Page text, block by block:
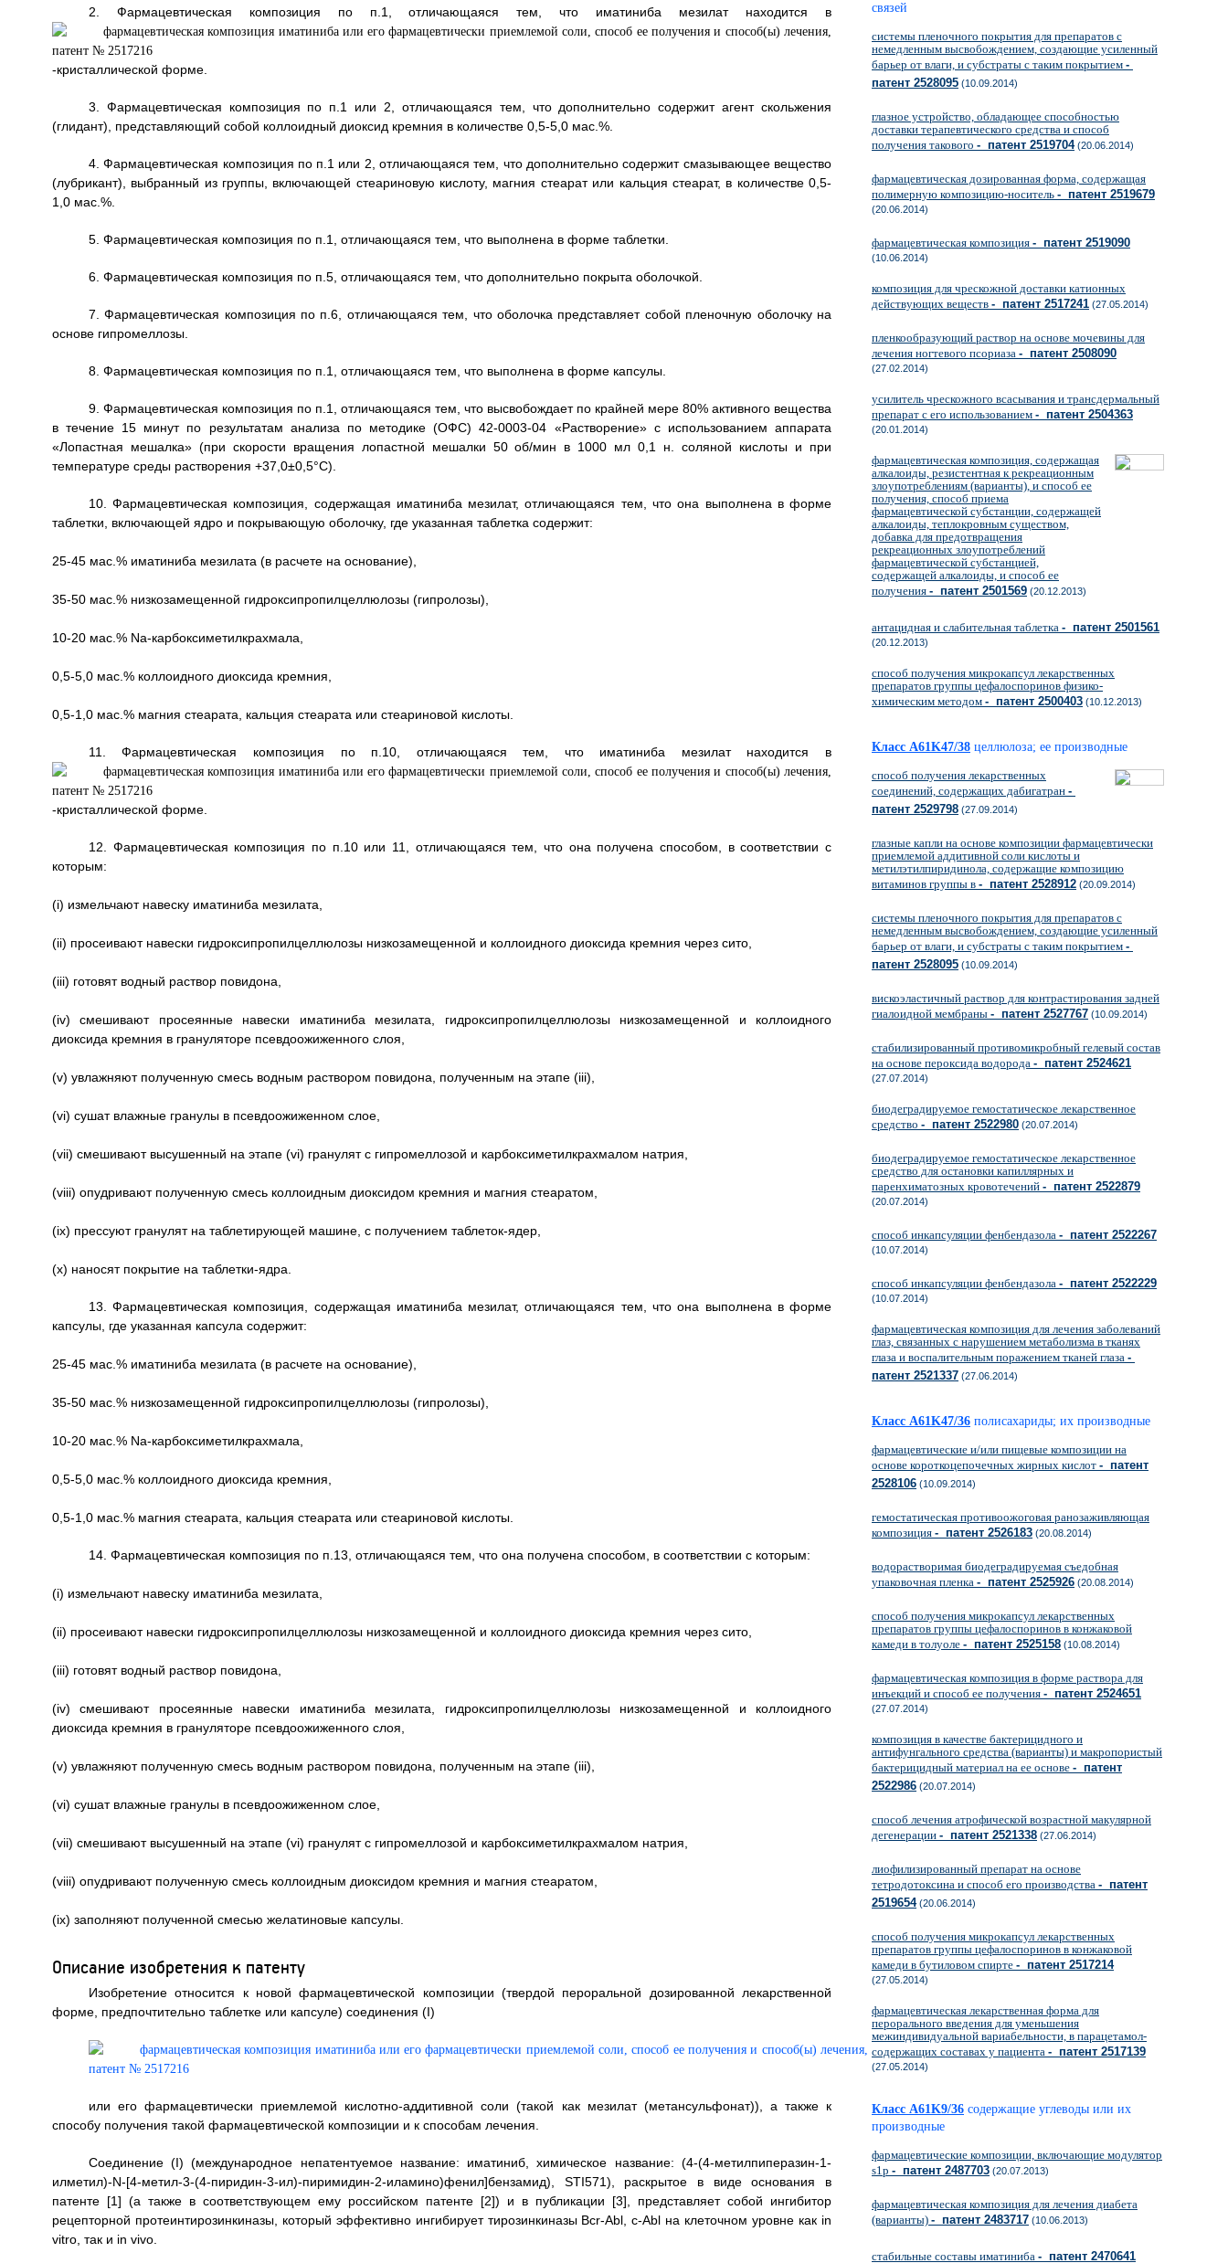
2. Фармацевтическая композиция по п.1, отличающаяся тем, что иматиниба мезилат находится в
-кристаллической форме.
3. Фармацевтическая композиция по п.1 или 2, отличающаяся тем, что дополнительно содержит агент скольжения
(глидант), представляющий собой коллоидный диоксид кремния в количестве 0,5-5,0 мас.%.
4. Фармацевтическая композиция по п.1 или 2, отличающаяся тем, что дополнительно содержит смазывающее вещество
(лубрикант), выбранный из группы, включающей стеариновую кислоту, магния стеарат или кальция стеарат, в количестве 0,5-
1,0 мас.%.
5. Фармацевтическая композиция по п.1, отличающаяся тем, что выполнена в форме таблетки.
6. Фармацевтическая композиция по п.5, отличающаяся тем, что дополнительно покрыта оболочкой.
7. Фармацевтическая композиция по п.6, отличающаяся тем, что оболочка представляет собой пленочную оболочку на
основе гипромеллозы.
8. Фармацевтическая композиция по п.1, отличающаяся тем, что выполнена в форме капсулы.
9. Фармацевтическая композиция по п.1, отличающаяся тем, что высвобождает по крайней мере 80% активного вещества
в течение 15 минут по результатам анализа по методике (ОФС) 42-0003-04 «Растворение» с использованием аппарата
«Лопастная мешалка» (при скорости вращения лопастной мешалки 50 об/мин в 1000 мл 0,1 н. соляной кислоты и при
температуре среды растворения +37,0±0,5°С).
10. Фармацевтическая композиция, содержащая иматиниба мезилат, отличающаяся тем, что она выполнена в форме
таблетки, включающей ядро и покрывающую оболочку, где указанная таблетка содержит:
25-45 мас.% иматиниба мезилата (в расчете на основание),
35-50 мас.% низкозамещенной гидроксипропилцеллюлозы (гипролозы),
10-20 мас.% Na-карбоксиметилкрахмала,
0,5-5,0 мас.% коллоидного диоксида кремния,
0,5-1,0 мас.% магния стеарата, кальция стеарата или стеариновой кислоты.
11. Фармацевтическая композиция по п.10, отличающаяся тем, что иматиниба мезилат находится в
-кристаллической форме.
12. Фармацевтическая композиция по п.10 или 11, отличающаяся тем, что она получена способом, в соответствии с
которым:
(i) измельчают навеску иматиниба мезилата,
(ii) просеивают навески гидроксипропилцеллюлозы низкозамещенной и коллоидного диоксида кремния через сито,
(iii) готовят водный раствор повидона,
(iv) смешивают просеянные навески иматиниба мезилата, гидроксипропилцеллюлозы низкозамещенной и коллоидного
диоксида кремния в грануляторе псевдоожиженного слоя,
(v) увлажняют полученную смесь водным раствором повидона, полученным на этапе (iii),
(vi) сушат влажные гранулы в псевдоожиженном слое,
(vii) смешивают высушенный на этапе (vi) гранулят с гипромеллозой и карбоксиметилкрахмалом натрия,
(viii) опудривают полученную смесь коллоидным диоксидом кремния и магния стеаратом,
(ix) прессуют гранулят на таблетирующей машине, с получением таблеток-ядер,
(х) наносят покрытие на таблетки-ядра.
13. Фармацевтическая композиция, содержащая иматиниба мезилат, отличающаяся тем, что она выполнена в форме
капсулы, где указанная капсула содержит:
25-45 мас.% иматиниба мезилата (в расчете на основание),
35-50 мас.% низкозамещенной гидроксипропилцеллюлозы (гипролозы),
10-20 мас.% Na-карбоксиметилкрахмала,
0,5-5,0 мас.% коллоидного диоксида кремния,
0,5-1,0 мас.% магния стеарата, кальция стеарата или стеариновой кислоты.
14. Фармацевтическая композиция по п.13, отличающаяся тем, что она получена способом, в соответствии с которым:
(i) измельчают навеску иматиниба мезилата,
(ii) просеивают навески гидроксипропилцеллюлозы низкозамещенной и коллоидного диоксида кремния через сито,
(iii) готовят водный раствор повидона,
(iv) смешивают просеянные навески иматиниба мезилата, гидроксипропилцеллюлозы низкозамещенной и коллоидного
диоксида кремния в грануляторе псевдоожиженного слоя,
(v) увлажняют полученную смесь водным раствором повидона, полученным на этапе (iii),
(vi) сушат влажные гранулы в псевдоожиженном слое,
(vii) смешивают высушенный на этапе (vi) гранулят с гипромеллозой и карбоксиметилкрахмалом натрия,
(viii) опудривают полученную смесь коллоидным диоксидом кремния и магния стеаратом,
(ix) заполняют полученной смесью желатиновые капсулы.
Описание изобретения к патенту
Изобретение относится к новой фармацевтической композиции (твердой пероральной дозированной лекарственной
форме, предпочтительно таблетке или капсуле) соединения (I)
или его фармацевтически приемлемой кислотно-аддитивной соли (такой как мезилат (метансульфонат)), а также к
способу получения такой фармацевтической композиции и к способам лечения.
Соединение (I) (международное непатентуемое название: иматиниб, химическое название: (4-(4-метилпиперазин-1-
илметил)-N-[4-метил-3-(4-пиридин-3-ил)-пиримидин-2-иламино)фенил]бензамид), STI571), раскрытое в виде основания в
патенте [1] (а также в соответствующем ему российском патенте [2]) и в публикации [3], представляет собой ингибитор
рецепторной протеинтирозинкиназы, который эффективно ингибирует тирозинкиназы Bcr-Abl, с-Abl на клеточном уровне как in
vitro, так и in vivo.
связей
системы пленочного покрытия для препаратов с
немедленным высвобождением, создающие усиленный
барьер от влаги, и субстраты с таким покрытием -
патент 2528095 (10.09.2014)
глазное устройство, обладающее способностью
доставки терапевтического средства и способ
получения такового - патент 2519704(20.06.2014)
фармацевтическая дозированная форма, содержащая
полимерную композицию-носитель - патент 2519679
(20.06.2014)
фармацевтическая композиция - патент 2519090
(10.06.2014)
композиция для чрескожной доставки катионных
действующих веществ - патент 2517241 (27.05.2014)
пленкообразующий раствор на основе мочевины для
лечения ногтевого псориаза - патент 2508090
(27.02.2014)
усилитель чрескожного всасывания и трансдермальный
препарат с его использованием - патент 2504363
(20.01.2014)
фармацевтическая композиция, содержащая
алкалоиды, резистентная к рекреационным
злоупотреблениям (варианты), и способ ее
получения, способ приема
фармацевтической субстанции, содержащей
алкалоиды, теплокровным существом,
добавка для предотвращения
рекреационных злоупотреблений
фармацевтической субстанцией,
содержащей алкалоиды, и способ ее
получения - патент 2501569 (20.12.2013)
антацидная и слабительная таблетка - патент 2501561
(20.12.2013)
способ получения микрокапсул лекарственных
препаратов группы цефалоспоринов физико-
химическим методом - патент 2500403 (10.12.2013)
Класс A61K47/38 целлюлоза; ее производные
способ получения лекарственных
соединений, содержащих дабигатран -
патент 2529798 (27.09.2014)
глазные капли на основе композиции фармацевтически
приемлемой аддитивной соли кислоты и
метилэтилпиридинола, содержащие композицию
витаминов группы в - патент 2528912 (20.09.2014)
системы пленочного покрытия для препаратов с
немедленным высвобождением, создающие усиленный
барьер от влаги, и субстраты с таким покрытием -
патент 2528095 (10.09.2014)
вискоэластичный раствор для контрастирования задней
гиалоидной мембраны - патент 2527767 (10.09.2014)
стабилизированный противомикробный гелевый состав
на основе пероксида водорода - патент 2524621
(27.07.2014)
биодеградируемое гемостатическое лекарственное
средство - патент 2522980 (20.07.2014)
биодеградируемое гемостатическое лекарственное
средство для остановки капиллярных и
паренхиматозных кровотечений - патент 2522879
(20.07.2014)
способ инкапсуляции фенбендазола - патент 2522267
(10.07.2014)
способ инкапсуляции фенбендазола - патент 2522229
(10.07.2014)
фармацевтическая композиция для лечения заболеваний
глаз, связанных с нарушением метаболизма в тканях
глаза и воспалительным поражением тканей глаза -
патент 2521337 (27.06.2014)
Класс A61K47/36 полисахариды; их производные
фармацевтические и/или пищевые композиции на
основе короткоцепочечных жирных кислот - патент
2528106 (10.09.2014)
гемостатическая противоожоговая ранозаживляющая
композиция - патент 2526183 (20.08.2014)
водорастворимая биодеградируемая съедобная
упаковочная пленка - патент 2525926 (20.08.2014)
способ получения микрокапсул лекарственных
препаратов группы цефалоспоринов в конжаковой
камеди в толуоле - патент 2525158 (10.08.2014)
фармацевтическая композиция в форме раствора для
инъекций и способ ее получения - патент 2524651
(27.07.2014)
композиция в качестве бактерицидного и
антифунгального средства (варианты) и макропористый
бактерицидный материал на ее основе - патент
2522986 (20.07.2014)
способ лечения атрофической возрастной макулярной
дегенерации - патент 2521338 (27.06.2014)
лиофилизированный препарат на основе
тетродотоксина и способ его производства - патент
2519654(20.06.2014)
способ получения микрокапсул лекарственных
препаратов группы цефалоспоринов в конжаковой
камеди в бутиловом спирте - патент 2517214
(27.05.2014)
фармацевтическая лекарственная форма для
перорального введения для уменьшения
межиндивидуальной вариабельности, в парацетамол-
содержащих составах у пациента - патент 2517139
(27.05.2014)
Класс A61K9/36 содержащие углеводы или их
производные
фармацевтические композиции, включающие модулятор
s1р - патент 2487703 (20.07.2013)
фармацевтическая композиция для лечения диабета
(варианты) - патент 2483717 (10.06.2013)
стабильные составы иматиниба - патент 2470641